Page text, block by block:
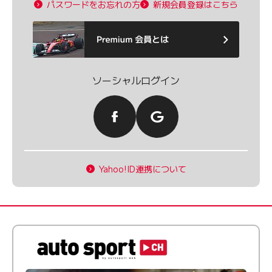
パスワードをお忘れの方 新規会員登録はこちら
ソーシャルログイン
Yahoo!ID連携について